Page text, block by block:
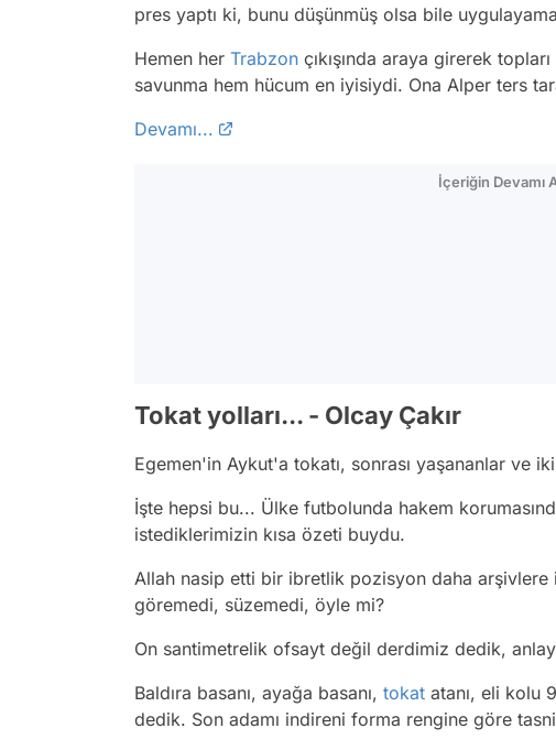
pres yaptı ki, bunu düşünmüş olsa bile
Hemen her Trabzon çıkışında araya girerek
savunma hem hücum en iyisiydi. Ona Alper ters
Devamı...
İçeriğin Devamı
Tokat yolları... - Olcay Çakır
Egemen'in Aykut'a tokatı, sonrası yaşananlar ve
İşte hepsi bu... Ülke futbolunda hakem
istediklerimizin kısa özeti buydu.
Allah nasip etti bir ibretlik pozisyon daha
göremedi, süzemedi, öyle mi?
On santimetrelik ofsayt değil derdimiz dedik,
Baldıra basanı, ayağa basanı, tokat atanı, eli kolu
dedik. Son adamı indireni forma rengine göre